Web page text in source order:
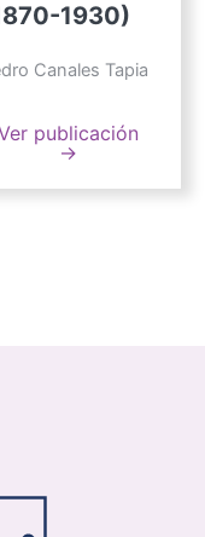
1930)
Canales Tapia
publicación
→